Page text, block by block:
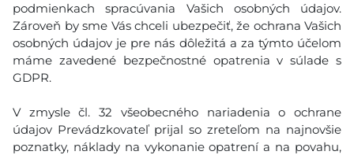
podmienkach spracúvania Vašich osobných údajov.
Zároveň by sme Vás chceli ubezpečiť, že ochrana Vašich
osobných údajov je pre nás dôležitá a za týmto účelom
máme zavedené bezpečnostné opatrenia v súlade s
GDPR.
V zmysle čl. 32 všeobecného nariadenia o ochrane
údajov Prevádzkovateľ prijal so zreteľom na najnovšie
poznatky, náklady na vykonanie opatrení a na povahu,